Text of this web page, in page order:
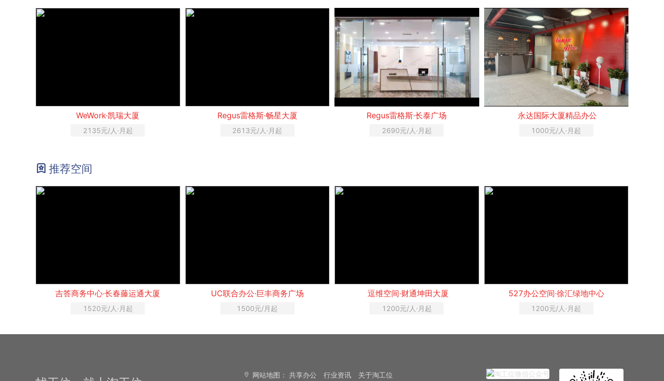
WeWork·凯瑞大厦
2135元/人·月起
Regus雷格斯·畅星大厦
2613元/人·月起
Regus雷格斯·长泰广场
2690元/人·月起
永达国际大厦精品办公
1000元/人·月起
推荐空间
吉答商务中心·长春藤运通大厦
1520元/人·月起
UC联合办公·巨丰商务广场
1500元/月起
逗维空间·财通坤田大厦
1200元/人·月起
527办公空间·徐汇绿地中心
1200元/人·月起
网站地图： 共享办公 行业资讯 关于淘工位